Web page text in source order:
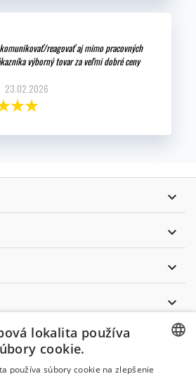
reagovať aj mimo pracovných
výborný tovar za veľmi dobré ceny
23.02.2026




NOVINIEK
CZECH
lokalita používa
cookie.
používa súbory cookie na zlepšenie